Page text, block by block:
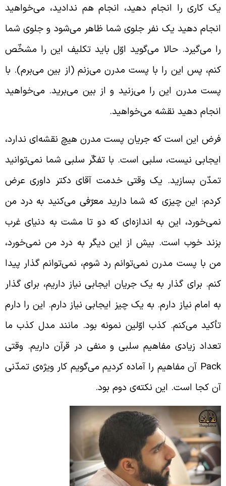
کاری را انجام دهید، انجام هم ندادید، می‌خواهید
دهید یک نفر جلوی شما ظاهر می‌شود و جلوی شما
می‌گیرد. حالا می‌گوید اوّل باید تکلیف این را مشخّص
پس این را با پست مدرن می‌زنم (از بین می‌برم). با
مدرن این را می‌زنید و از بین می‌برید. می‌خواهید
دهید نقشه می‌خواهید.
این است که جریان پست مدرن هیچ نقشه‌ای ندارد،
نیست، سلبی است. با تفکّر سلبی شما نمی‌توانید
بسازید. یک وقتی خدمت آقای دکتر داوری عرض
این چیزی که شما دارید معرّفی می‌کنید به درد من
این به اندازه‌ای که دو تا مشت به دنیای غرب
خوب است. بیش از این دیگر به درد من نمی‌خورد،
با پست مدرن نمی‌توانم رد شوم، نمی‌توانم گذار پیدا
برای گذار به یک جریان ایجابی نیاز داریم، برای گذار
امام نیاز دارم. به یک چیز ایجابی نیاز دارم. این را دارم
می‌کنم. کذب اوّلین نمونه بود. مانند مدل کذب ما
زیادی مفاهیم سلبی و منفی در قرآن داریم. وقتی
آن مفاهیم را آماده کردیم می‌گویم کار ویژه‌ی تمدّنی
کجا است. این نکته‌ی دوم بود.